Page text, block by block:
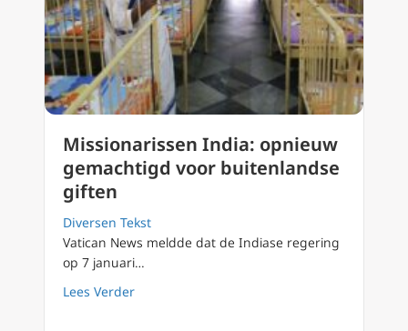
Missionarissen India: opnieuw
gemachtigd voor buitenlandse
giften
Diversen Tekst
Vatican News meldde dat de Indiase regering
op 7 januari…
Lees Verderabout Missionarissen India: opnieuw